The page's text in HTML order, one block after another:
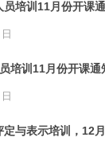
培训11月份开课
培训11月份开课通
定与表示培训，12